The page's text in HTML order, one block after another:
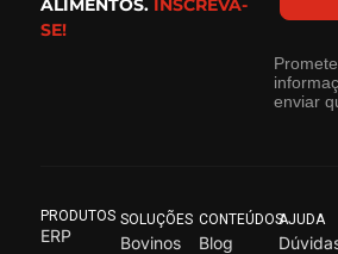
ALIMENTOS. INSCREVA-
SE!
enviar
PRODUTOS
ERP
SOLUÇÕES
Bovinos
CONTEÚDOS
Blog
AJUDA